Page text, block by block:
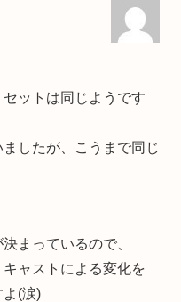
ットは同じようです
したが、こうまで同じ
まっているので、
ャストによる変化を
(涙)